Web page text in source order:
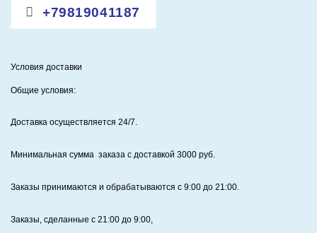
+79819041187
Условия доставки
Общие условия:
Доставка осуществляется 24/7.
Минимальная сумма заказа с доставкой 3000 руб.
Заказы принимаются и обрабатываются с 9:00 до 21:00.
Заказы, сделанные с 21:00 до 9:00,